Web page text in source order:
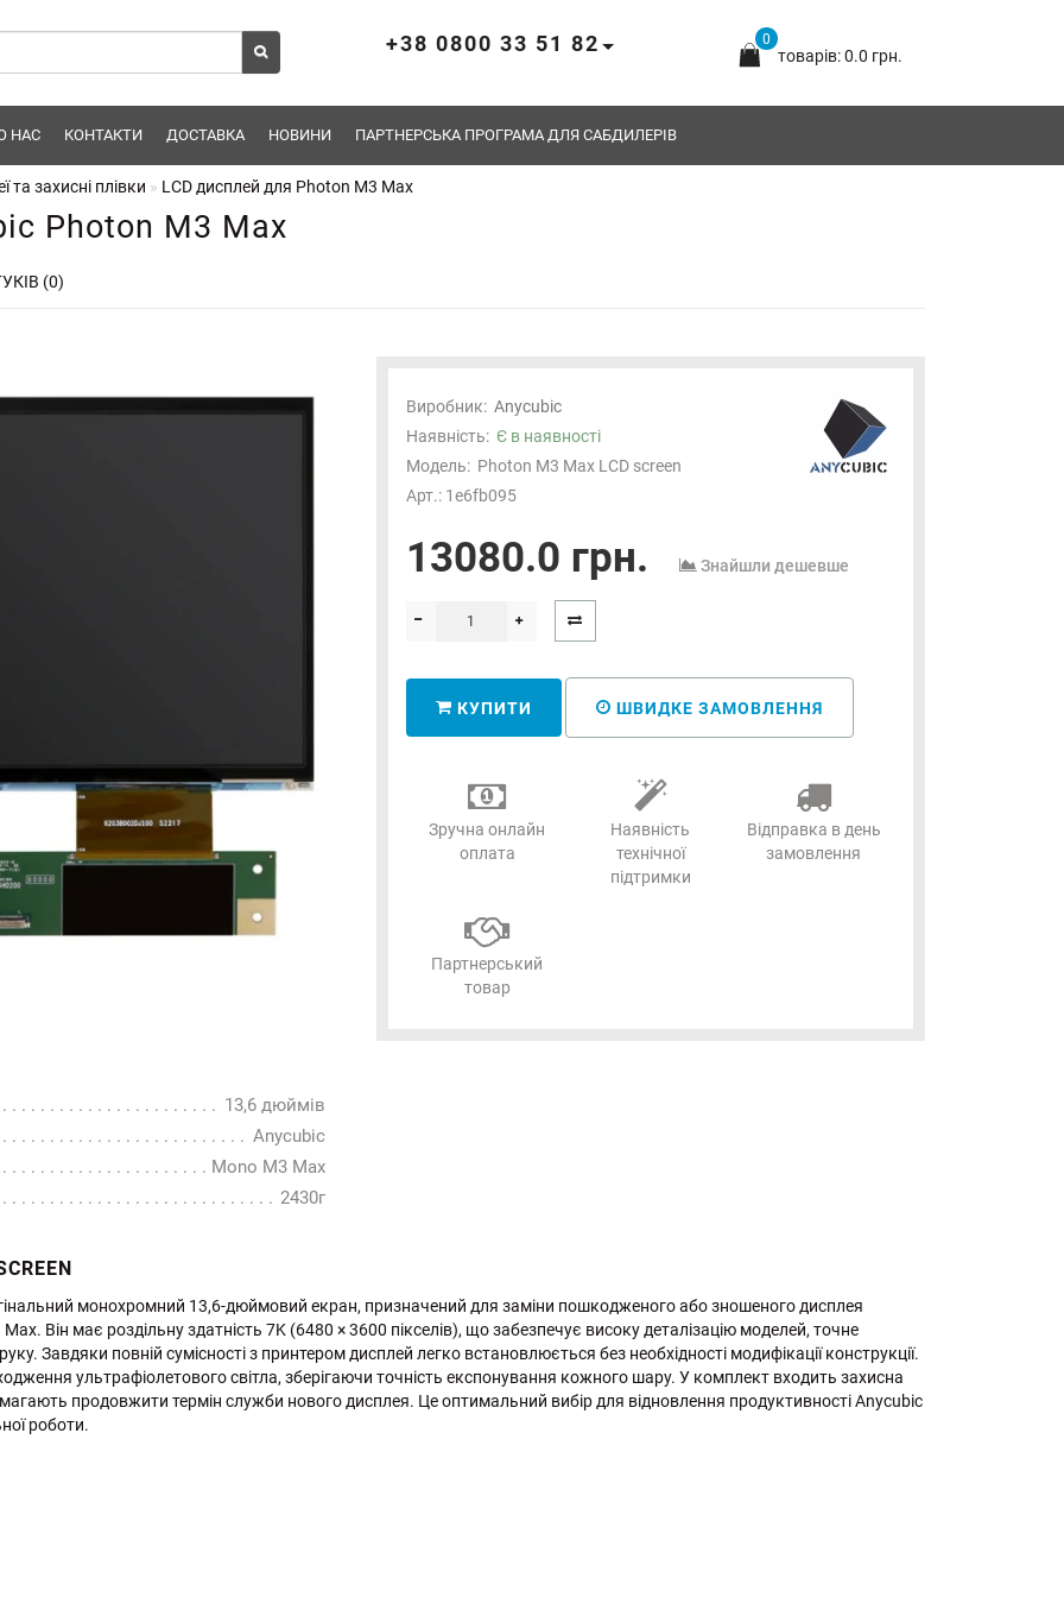
0
товарів: 0.0 грн.
+38 0800 33 51 82
НАС КОНТАКТИ ДОСТАВКА НОВИНИ ПАРТНЕРСЬКА ПРОГРАМА ДЛЯ САБДИЛЕРІВ
та захисні плівки LCD дисплей для Photon M3 Max
Photon M3 Max
(0)
13,6 дюймів
Аnycubic
Mono M3 Max
2430г
Виробник: Anycubic
Наявність: Є в наявності
Модель: Photon M3 Max LCD screen
Арт.: 1e6fb095
13080.0 грн. Знайшли дешевше
КУПИТИ ШВИДКЕ ЗАМОВЛЕННЯ
Зручна онлайн
оплата
Наявність
технічної
підтримки
Відправка в день
замовлення
Партнерський
товар
монохромний 13,6-дюймовий екран, призначений для заміни пошкодженого або зношеного дисплея
Він має роздільну здатність 7K (6480 × 3600 пікселів), що забезпечує високу деталізацію моделей, точне
Завдяки повній сумісності з принтером дисплей легко встановлюється без необхідності модифікації конструкції.
ультрафіолетового світла, зберігаючи точність експонування кожного шару. У комплект входить захисна
продовжити термін служби нового дисплея. Це оптимальний вибір для відновлення продуктивності Anycubic
роботи.